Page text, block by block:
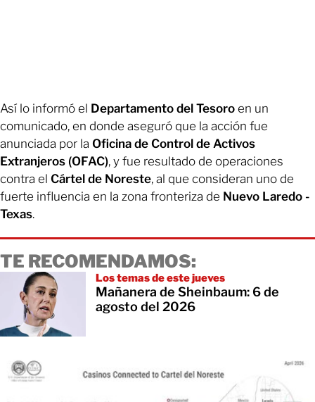
Así lo informó el Departamento del Tesoro en un
comunicado, en donde aseguró que la acción fue
anunciada por la Oficina de Control de Activos
Extranjeros (OFAC), y fue resultado de operaciones
contra el Cártel de Noreste, al que consideran uno de
fuerte influencia en la zona fronteriza de Nuevo Laredo -
Texas.
TE RECOMENDAMOS:
Los temas de este jueves
Mañanera de Sheinbaum: 6 de
agosto del 2026